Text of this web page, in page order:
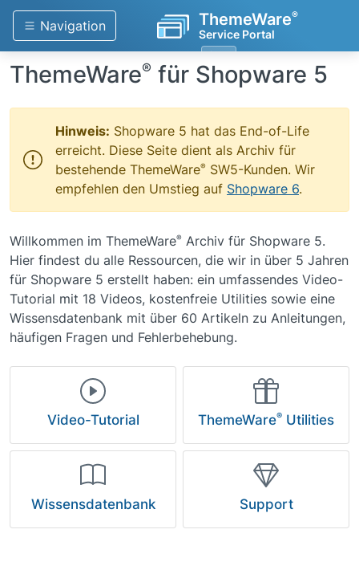
ThemeWare®
Service Portal
Navigation
ThemeWare® für Shopware 5
Hinweis: Shopware 5 hat das End-of-Life
erreicht. Diese Seite dient als Archiv für
bestehende ThemeWare® SW5-Kunden. Wir
empfehlen den Umstieg auf Shopware 6.
Willkommen im ThemeWare® Archiv für Shopware 5.
Hier findest du alle Ressourcen, die wir in über 5 Jahren
für Shopware 5 erstellt haben: ein umfassendes Video-
Tutorial mit 18 Videos, kostenfreie Utilities sowie eine
Wissensdatenbank mit über 60 Artikeln zu Anleitungen,
häufigen Fragen und Fehlerbehebung.
Video-Tutorial ThemeWare® Utilities
Wissensdatenbank Support